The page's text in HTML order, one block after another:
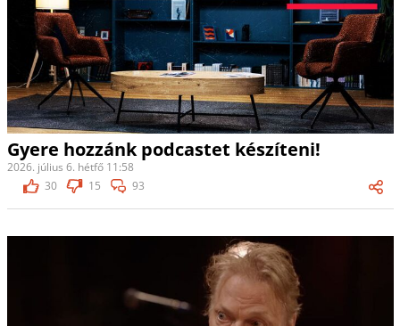
Gyere hozzánk podcastet készíteni!
2026. július 6. hétfő 11:58
30
15 93